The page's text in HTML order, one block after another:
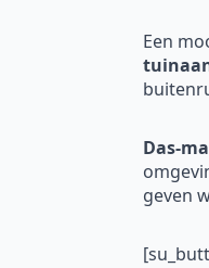
Een
Das-
geven